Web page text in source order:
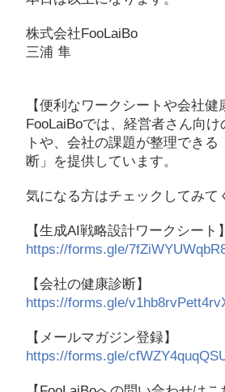
株式会社FooLaiBo
三浦 隼
【便利なワークシートや会社健
FooLaiBoでは、経営者さん向
トや、会社の課題が整理できる
断」を提供しています。
気になる方はチェックしてみて
【生成AI戦略設計ワークシート】
https://forms.gle/
【会社の健康診断】
https://forms.gle/
【メールマガジン登録】
https://forms.gle/